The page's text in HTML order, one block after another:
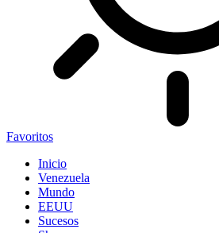
Favoritos
Inicio
Venezuela
Mundo
EEUU
Sucesos